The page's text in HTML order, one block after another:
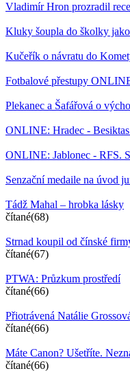
Vladimír Hron prozradil
Kluky šoupla do školky
Kučeřík o návratu do
Fotbalové přestupy
Plekanec a Šafářová o
ONLINE: Hradec -
ONLINE: Jablonec - RFS.
Senzační medaile na úvod
Tádž Mahal – hrobka lásky
čítané(68)
Strnad koupil od čínské
čítané(67)
PTWA: Průzkum prostředí
čítané(66)
Přiotrávená Natálie
čítané(66)
Máte Canon? Ušetříte.
čítané(66)